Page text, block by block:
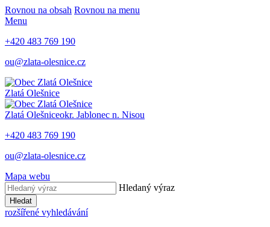
Rovnou na obsah Rovnou na menu
Menu
+420 483 769 190
ou@zlata-olesnice.cz
Zlatá Olešnice
Zlatá Olešniceokr. Jablonec n. Nisou
+420 483 769 190
ou@zlata-olesnice.cz
Mapa webu
Hledaný výraz
Hledat
rozšířené vyhledávání